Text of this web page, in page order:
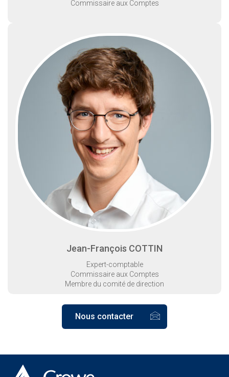
Commissaire aux Comptes
Jean-François COTTIN
Expert-comptable
Commissaire aux Comptes
Membre du comité de direction
Nous contacter